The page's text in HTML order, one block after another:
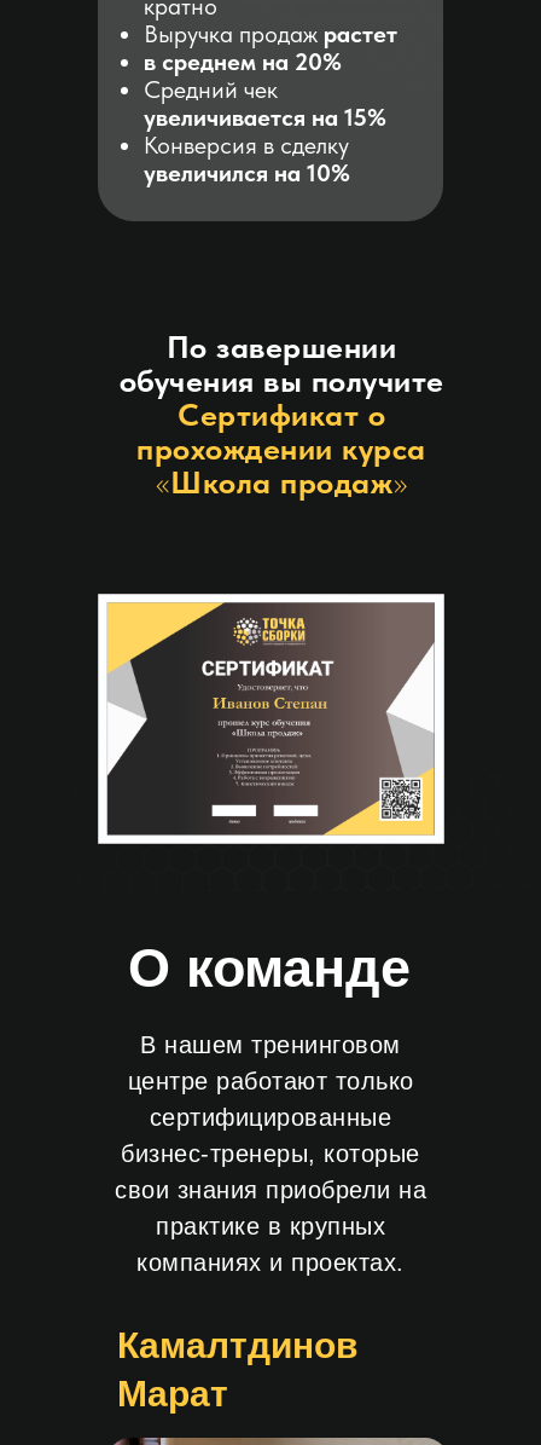
кратно
Выручка продаж растет
в среднем на 20%
Средний чек
увеличивается на 15%
Конверсия в сделку
увеличился на 10%
По завершении
обучения вы получите
Сертификат о
прохождении курса
«Школа продаж»
О команде
В нашем тренинговом
центре работают только
сертифицированные
бизнес-тренеры, которые
свои знания приобрели на
практике в крупных
компаниях и проектах.
Камалтдинов
Марат